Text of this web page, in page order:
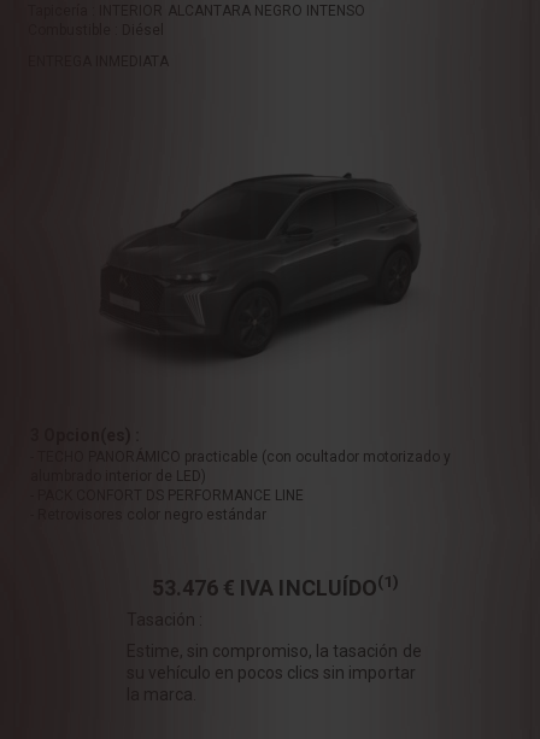
Tapicería : INTERIOR ALCANTARA NEGRO INTENSO
- TECHO PANORÁMICO practicable (con ocultador motorizado y
alumbrado interior de LED)
- PACK CONFORT DS PERFORMANCE LINE
- Retrovisores color negro estándar
53.476 € IVA INCLUÍDO(1)
Tasación :
Estime, sin compromiso, la tasación de
su vehículo en pocos clics sin importar
la marca.